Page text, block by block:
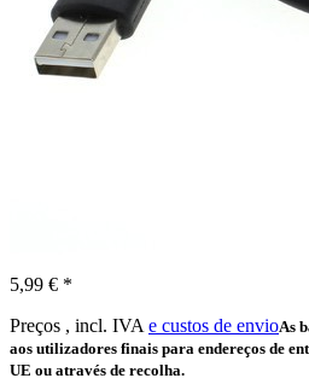
5,99 € *
Preços , incl. IVA e custos de envioAs
aos utilizadores finais para endereços de
UE ou através de recolha.